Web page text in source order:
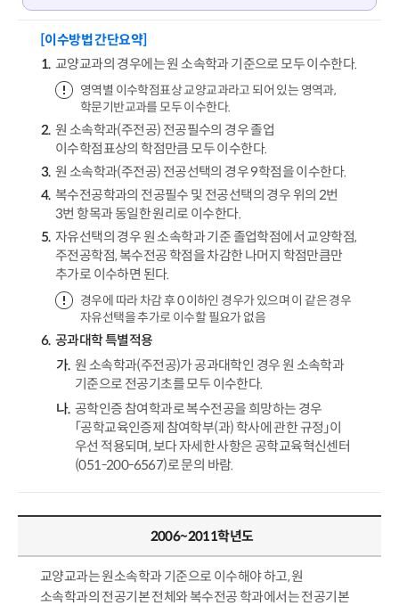
[이수방법 간단요약]
교양교과의 경우에는 원 소속학과 기준으로 모두 이수한다.
영역별 이수학점표상 교양교과라고 되어 있는 영역과,
학문기반교과를 모두 이수한다.
원 소속학과(주전공) 전공필수의 경우 졸업
이수학점표상의 학점만큼 모두 이수한다.
원 소속학과(주전공) 전공선택의 경우 9학점을 이수한다.
복수전공학과의 전공필수 및 전공선택의 경우 위의 2번
3번 항목과 동일한 원리로 이수한다.
자유선택의 경우 원 소속학과 기준 졸업학점에서 교양학점,
주전공학점, 복수전공 학점을 차감한 나머지 학점만큼만
추가로 이수하면 된다.
경우에 따라 차감 후 0 이하인 경우가 있으며 이 같은 경우
자유선택을 추가로 이수할 필요가 없음
공과대학 특별적용
원 소속학과(주전공)가 공과대학인 경우 원 소속학과
기준으로 전공기초를 모두 이수한다.
공학인증 참여학과로 복수전공을 희망하는 경우
「공학교육인증제 참여학부(과) 학사에 관한 규정」이
우선 적용되며, 보다 자세한 사항은 공학교육혁신센터
(051-200-6567)로 문의 바람.
2006~2011학년도
교양교과는 원소속학과 기준으로 이수해야 하고, 원
소속학과의 전공기본 전체와 복수전공 학과에서는 전공기본